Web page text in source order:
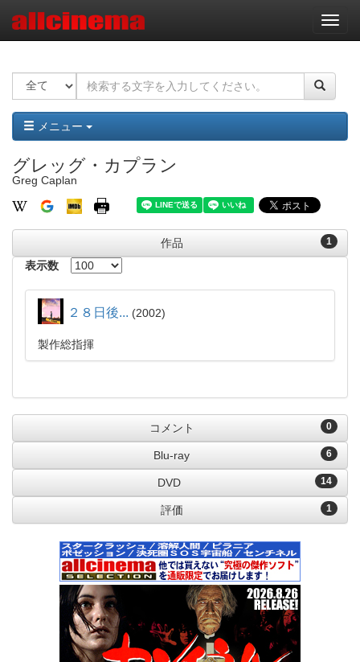
ナ
ビ
ー
ョ
ン
メニュー
グレッグ・カプラン
Greg Caplan
1
作品
表示数
２８日後... 2002
製作総指揮
0
コメント
6
Blu-ray
14
DVD
1
評価